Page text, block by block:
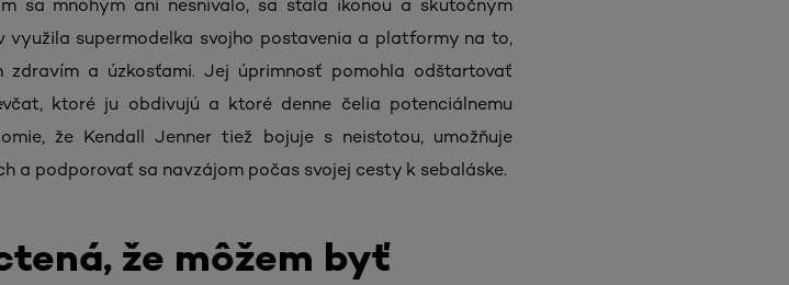
sa mnohým ani nesnívalo, sa stala ikonou a skutočným
využila supermodelka svojho postavenia a platformy na to,
a úzkosťami. Jej úprimnosť pomohla odštartovať
ktoré ju obdivujú a ktoré denne čelia potenciálnemu
že Kendall Jenner tiež bojuje s neistotou, umožňuje
a podporovať sa navzájom počas svojej cesty k sebaláske.
že môžem byť